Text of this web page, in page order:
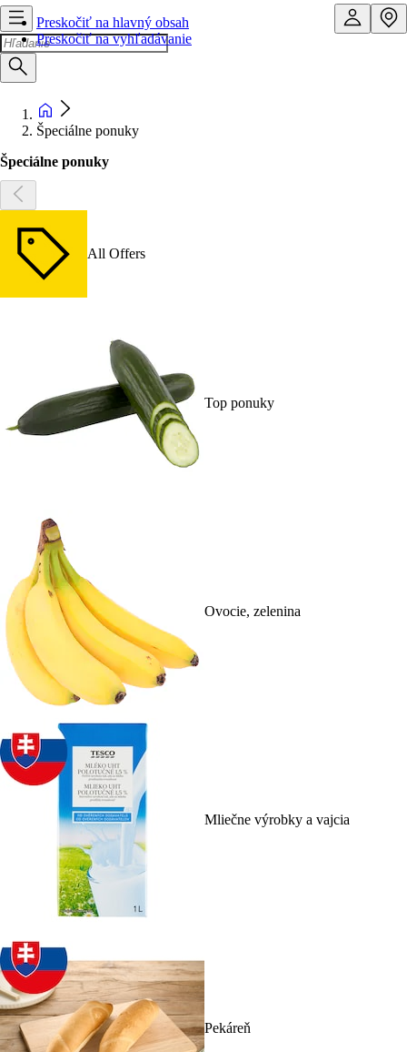
Preskočiť na hlavný obsah
Preskočiť na vyhľadávanie
Špeciálne ponuky
Špeciálne ponuky
All Offers
Top ponuky
Ovocie, zelenina
Mliečne výrobky a vajcia
Pekáreň